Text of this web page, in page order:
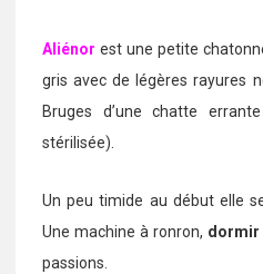
Aliénor est une petite
gris avec de légères rayures
Bruges d’une chatte
stérilisée).
Un peu timide au début elle
Une machine à ronron, dormir
passions.